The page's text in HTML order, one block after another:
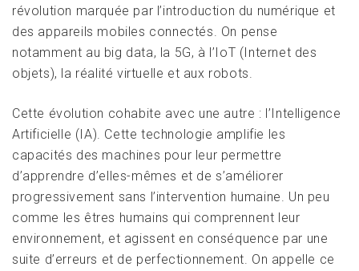
révolution marquée par l’introduction du numérique et
des appareils mobiles connectés. On pense
notamment au big data, la 5G, à l’IoT (Internet des
objets), la réalité virtuelle et aux robots.
Cette évolution cohabite avec une autre : l’Intelligence
Artificielle (IA). Cette technologie amplifie les
capacités des machines pour leur permettre
d’apprendre d’elles-mêmes et de s’améliorer
progressivement sans l’intervention humaine. Un peu
comme les êtres humains qui comprennent leur
environnement, et agissent en conséquence par une
suite d’erreurs et de perfectionnement. On appelle ce